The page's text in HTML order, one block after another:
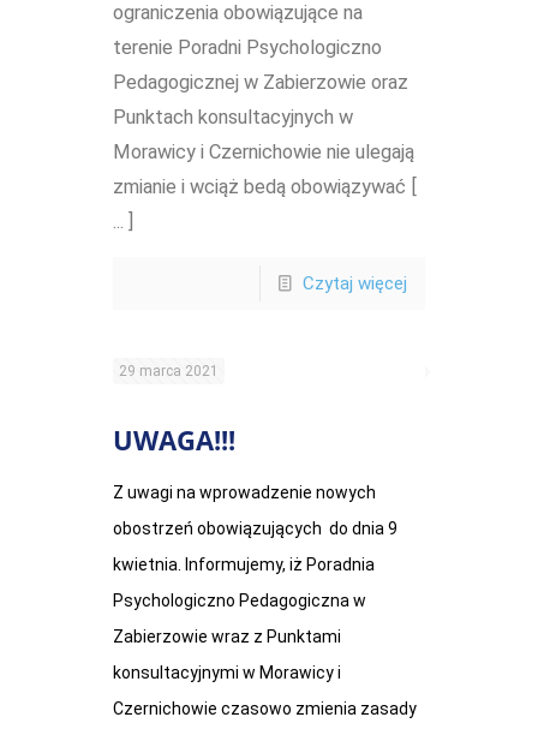
ograniczenia obowiązujące na
terenie Poradni Psychologiczno
Pedagogicznej w Zabierzowie oraz
Punktach konsultacyjnych w
Morawicy i Czernichowie nie ulegają
zmianie i wciąż bedą obowiązywać [
... ]
Czytaj więcej
29 marca 2021
UWAGA!!!
Z uwagi na wprowadzenie nowych
obostrzeń obowiązujących do dnia 9
kwietnia. Informujemy, iż Poradnia
Psychologiczno Pedagogiczna w
Zabierzowie wraz z Punktami
konsultacyjnymi w Morawicy i
Czernichowie czasowo zmienia zasady